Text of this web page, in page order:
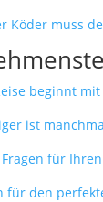
Köder muss
beginnt
ist
für
für den